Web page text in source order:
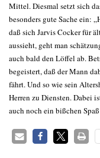
Mittel. Diesmal setzt sich
besonders gute Sache ein:
daß sich Jarvis Cocker für
aussieht, geht man
auch bald den Löffel ab.
begeistert, daß der Mann
fährt. Und so wie sein
Herren zu Diensten. Dabei
auch noch ein bißchen